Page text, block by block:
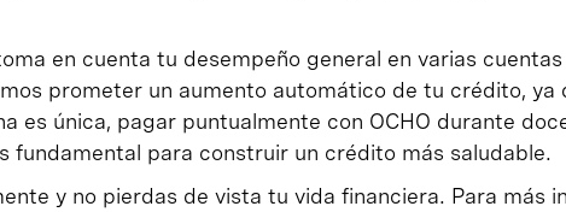
en cuenta tu desempeño general en varias
prometer un aumento automático de tu crédito, ya
es única, pagar puntualmente con OCHO durante
fundamental para construir un crédito más saludable.
y no pierdas de vista tu vida financiera. Para más